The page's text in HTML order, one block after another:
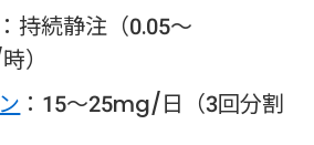
：持続静注（0.05〜
）
：15〜25mg/日（3回分割